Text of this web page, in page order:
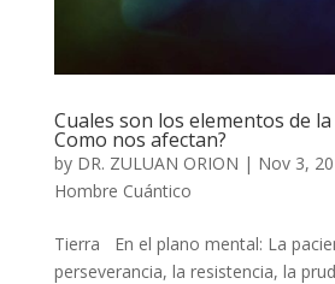
Cuales son los elementos de
Como nos afectan?
by DR. ZULUAN ORION | Nov 3,
Hombre Cuántico
Tierra En el plano mental: La
perseverancia, la resistencia, la